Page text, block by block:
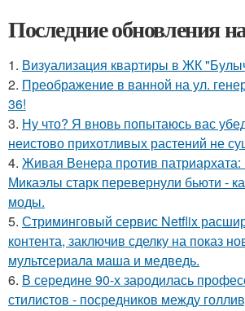
Последние обновления
1. Визуализация квартиры в ЖК
2. Преображение в ванной на ул.
36!
3. Ну что? Я вновь попытаюсь вас
неистово прихотливых растений не
4. Живая Венера против
Микаэлы старк перевернули бьюти -
моды.
5. Стриминговый сервис Netflix
контента, заключив сделку на показ
мультсериала маша и медведь.
6. В середине 90-х зародилась
стилистов - посредников между